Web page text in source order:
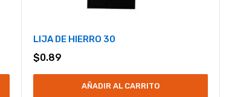
LIJA DE HIERRO 30
$0.89
AÑADIR AL CARRITO